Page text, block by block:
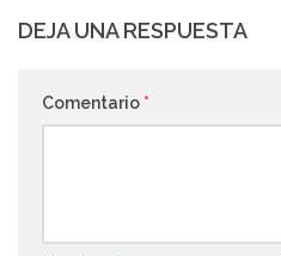
DEJA UNA RESPUESTA
Comentario *